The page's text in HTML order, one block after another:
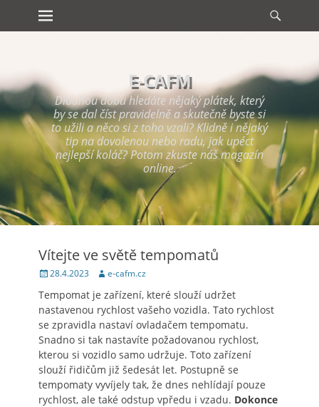
Skip
Primary Menu
E-CAFM
Dlouhou dobu hledáte nějaký plátek, který
by se dal číst pravidelně a skutečně byste si
to užili a něco si z toho vzali? Klidně i nějaký
tip na dovolenou nebo radu, jak upéct
nejlepší koláč? Potom zkuste náš magazín
online.
Vítejte ve světě tempomatů
Posted
28.4.2023 Author
e-cafm.cz
Tempomat je zařízení, které slouží udržet
nastavenou rychlost vašeho vozidla. Tato rychlost
se zpravidla nastaví ovladačem tempomatu.
Snadno si tak nastavíte požadovanou rychlost,
kterou si vozidlo samo udržuje. Toto zařízení
slouží řidičům již šedesát let. Postupně se
tempomaty vyvíjely tak, že dnes nehlídají pouze
rychlost, ale také odstup vpředu i vzadu. Dokonce